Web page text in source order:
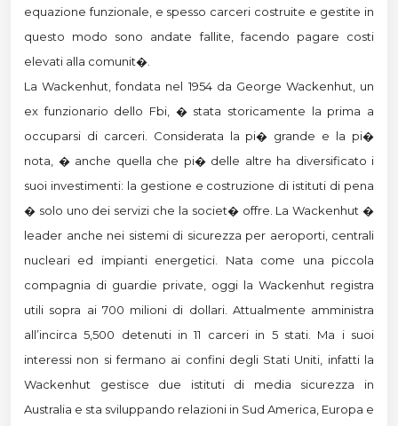
equazione funzionale, e spesso carceri costruite e gestite in
questo modo sono andate fallite, facendo pagare costi
elevati alla comunit�.
La Wackenhut, fondata nel 1954 da George Wackenhut, un
ex funzionario dello Fbi, � stata storicamente la prima a
occuparsi di carceri. Considerata la pi� grande e la pi�
nota, � anche quella che pi� delle altre ha diversificato i
suoi investimenti: la gestione e costruzione di istituti di pena
� solo uno dei servizi che la societ� offre. La Wackenhut �
leader anche nei sistemi di sicurezza per aeroporti, centrali
nucleari ed impianti energetici. Nata come una piccola
compagnia di guardie private, oggi la Wackenhut registra
utili sopra ai 700 milioni di dollari. Attualmente amministra
all’incirca 5,500 detenuti in 11 carceri in 5 stati. Ma i suoi
interessi non si fermano ai confini degli Stati Uniti, infatti la
Wackenhut gestisce due istituti di media sicurezza in
Australia e sta sviluppando relazioni in Sud America, Europa e